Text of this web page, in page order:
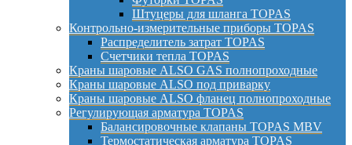
Штуцеры для шланга TOPAS
Контрольно-измерительные приборы TOPAS
Распределитель затрат TOPAS
Счетчики тепла TOPAS
Краны шаровые ALSO GAS полнопроходные
Краны шаровые ALSO под приварку
Краны шаровые ALSO фланец полнопроходные
Регулирующая арматура TOPAS
Балансировочные клапаны TOPAS MBV
Термостатическая арматура TOPAS